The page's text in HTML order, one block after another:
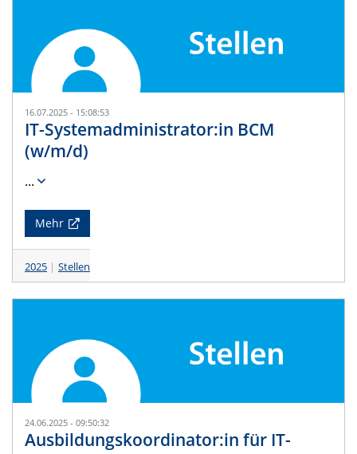
16.07.2025 - 15:08:53
IT-Systemadministrator:in BCM
(w/m/d)
...
Mehr
2025 Stellen
24.06.2025 - 09:50:32
Ausbildungskoordinator:in für IT-